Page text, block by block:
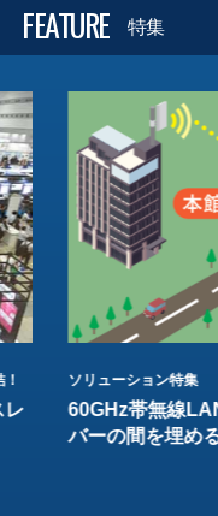
FEATURE 特集
レ
ソリューション特集
60GHz帯無線
バーの間を埋め